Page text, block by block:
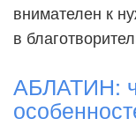
внимателен к
в
АБЛАТИН: